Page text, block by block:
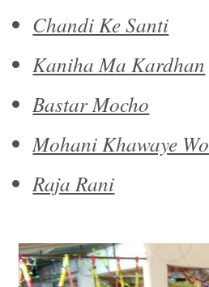
Chandi Ke Santi
Kaniha Ma Kardhan
Bastar Mocho
Mohani Khawaye Wo
Raja Rani